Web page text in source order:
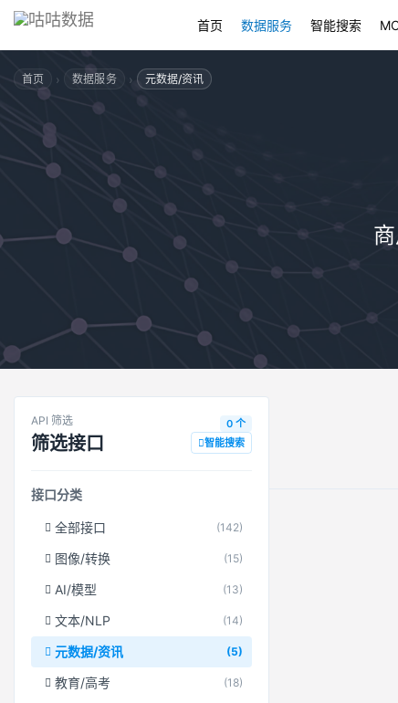
首页 数据服务 智能搜索
首页 › 数据服务 › 元数据/资讯
API 筛选
筛选接口
0 个
智能搜索
接口分类
全部接口 (142)
图像/转换 (15)
AI/模型 (13)
文本/NLP (14)
元数据/资讯 (5)
教育/高考 (18)